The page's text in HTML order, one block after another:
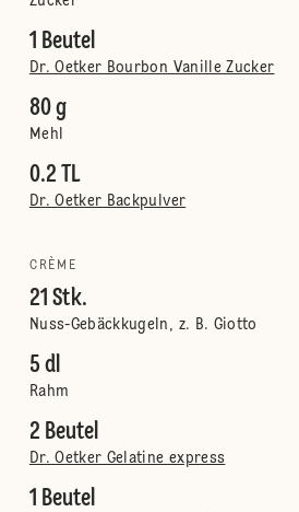
1 Beutel
Dr. Oetker Bourbon Vanille Zucker
80 g
Mehl
0.2 TL
Dr. Oetker Backpulver
CRÈME
21 Stk.
Nuss-Gebäckkugeln, z. B. Giotto
5 dl
Rahm
2 Beutel
Dr. Oetker Gelatine express
1 Beutel